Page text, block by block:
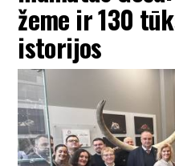
žeme ir 130
istorijos